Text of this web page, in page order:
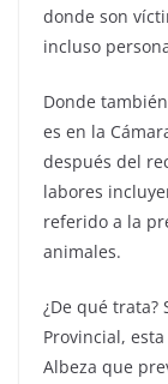
donde son
incluso
Donde
es en la
después del
labores
referido a la
animales.
¿De qué trata?
Provincial,
Albeza que